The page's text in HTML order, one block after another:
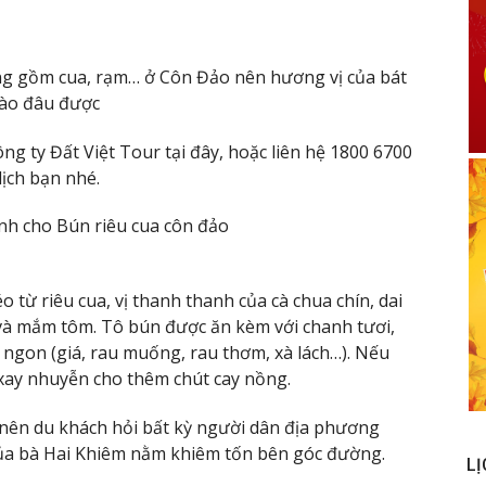
gồm cua, rạm… ở Côn Đảo nên hương vị của bát
đâu được
ty Đất Việt Tour tại đây, hoặc liên hệ 1800 6700
bạn nhé.
từ riêu cua, vị thanh thanh của cà chua chín, dai
mắm tôm. Tô bún được ăn kèm với chanh tươi,
(giá, rau muống, rau thơm, xà lách…). Nếu
nhuyễn cho thêm chút cay nồng.
du khách hỏi bất kỳ người dân địa phương
bà Hai Khiêm nằm khiêm tốn bên góc đường.